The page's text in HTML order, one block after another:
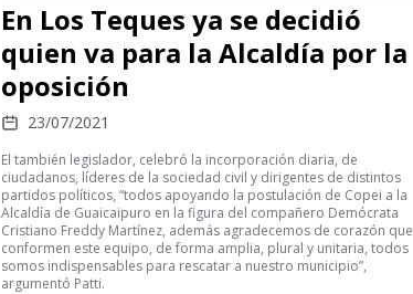
En Los Teques ya se decidió
quien va para la Alcaldía por la
oposición
23/07/2021
El también legislador, celebró la incorporación diaria, de
ciudadanos, líderes de la sociedad civil y dirigentes de distintos
partidos políticos, “todos apoyando la postulación de Copei a la
Alcaldía de Guaicaipuro en la figura del compañero Demócrata
Cristiano Freddy Martínez, además agradecemos de corazón que
conformen este equipo, de forma amplia, plural y unitaria, todos
somos indispensables para rescatar a nuestro municipio”,
argumentó Patti.